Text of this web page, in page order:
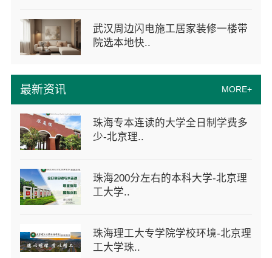
最新资讯 MORE+
珠海专本连读的大学全日制学费多
少-北京理..
珠海200分左右的本科大学-北京理
工大学..
珠海理工大专学院学校环境-北京理
工大学珠..
武汉周边闪电施工居家装修一楼带
院选本地快..